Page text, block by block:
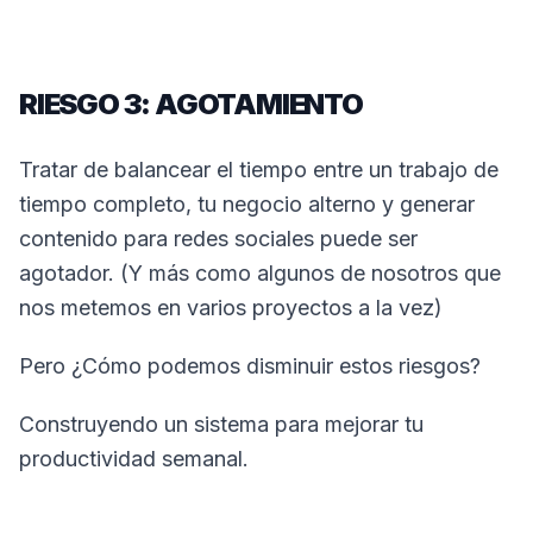
RIESGO 3: AGOTAMIENTO
Tratar de balancear el tiempo entre un trabajo de
tiempo completo, tu negocio alterno y generar
contenido para redes sociales puede ser
agotador. (Y más como algunos de nosotros que
nos metemos en varios proyectos a la vez)
Pero ¿Cómo podemos disminuir estos riesgos?
Construyendo un sistema para mejorar tu
productividad semanal.